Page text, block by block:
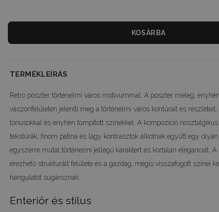
KOSÁRBA
TERMÉKLEÍRÁS
Retro poszter történelmi város motívummal. A poszter meleg,
vászonfelületen jeleníti meg a történelmi város kontúrait és
tónusokkal és enyhén tompított színekkel. A kompozíció
tekstúrák, finom patina és lágy kontrasztok alkotnak együtt egy
egyszerre mutat történelmi jellegű karaktert és kortalan eleganciát.
érezhető strukturált felülete és a gazdag, mégis visszafogott színei
hangulatot sugároznak.
Enteriőr és stílus